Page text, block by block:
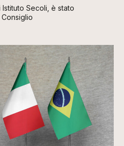
Secoli, è stato